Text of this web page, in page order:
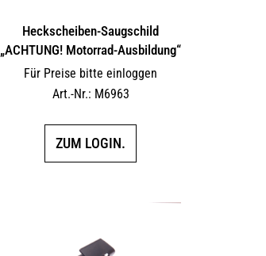
Heckscheiben-Saugschild
„ACHTUNG! Motorrad-Ausbildung“
Für Preise bitte einloggen
Art.-Nr.: M6963
ZUM LOGIN.